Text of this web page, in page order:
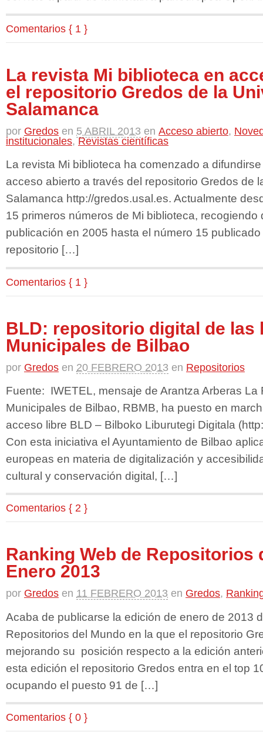
Comentarios { 1 }
La revista Mi biblioteca en
el repositorio Gredos de la
Salamanca
por Gredos en 5 ABRIL 2013 en Acceso abierto,
institucionales,Revistas científicas
La revista Mi biblioteca ha comenzado a
acceso abierto a través del repositorio Gredos de
Salamanca http://gredos.usal.es. Actualmente
15 primeros números de Mi biblioteca,
publicación en 2005 hasta el número 15
repositorio […]
Comentarios { 1 }
BLD: repositorio digital de las
Municipales de Bilbao
por Gredos en 20 FEBRERO 2013 en Repositorios
Fuente: IWETEL, mensaje de Arantza Arberas La
Municipales de Bilbao, RBMB, ha puesto en
acceso libre BLD – Bilboko Liburutegi Digitala
Con esta iniciativa el Ayuntamiento de Bilbao
europeas en materia de digitalización y
cultural y conservación digital, […]
Comentarios { 2 }
Ranking Web de Repositorios
Enero 2013
por Gredos en 11 FEBRERO 2013 en Gredos,
Acaba de publicarse la edición de enero de 2013
Repositorios del Mundo en la que el repositorio
mejorando su posición respecto a la edición
esta edición el repositorio Gredos entra en el top
ocupando el puesto 91 de […]
Comentarios { 0 }